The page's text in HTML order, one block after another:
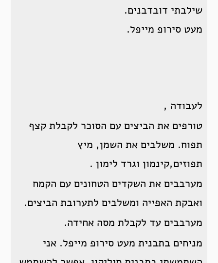
שילבתי דובדבנים.
מעט סירופ מייפל.
לעבודה ,
טורפים את הביצים עם הסוכר לקבלת קצף
תפוח. משלבים את השמן, מיץ
תפוזים,קינמון וגרד לימון .
מערבבים את השקדים הטחונים עם הקמח
ואבקת האפייה ומשלבים לתערובת הביצים.
מערבבים עד לקבלת מסה אחידה.
מניחים בתבנית מעט סירופ מייפל. אני